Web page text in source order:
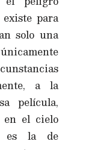
para
solo una
a la
película,
en el cielo
es la de